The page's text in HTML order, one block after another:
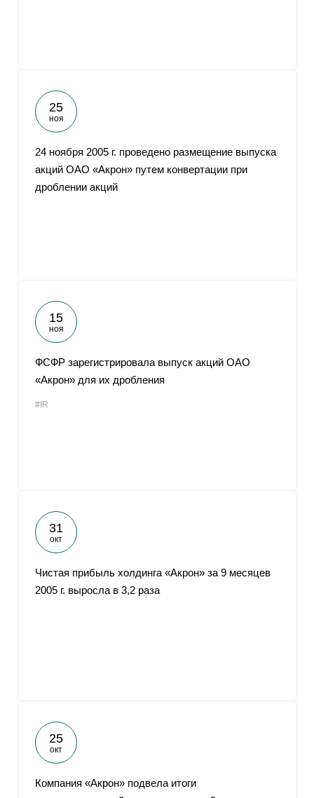
25
ноя
24 ноября 2005 г. проведено размещение выпуска
акций ОАО «Акрон» путем конвертации при
дроблении акций
15
ноя
ФСФР зарегистрировала выпуск акций ОАО
«Акрон» для их дробления
#IR
31
окт
Чистая прибыль холдинга «Акрон» за 9 месяцев
2005 г. выросла в 3,2 раза
25
окт
Компания «Акрон» подвела итоги